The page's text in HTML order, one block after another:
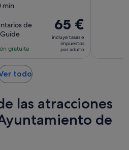
min
de
gratuita
El
precio
es
de
65 €
incluye tasas e
impuestos
por adulto
todoSe
una
pestaña
nueva
las atracciones
de